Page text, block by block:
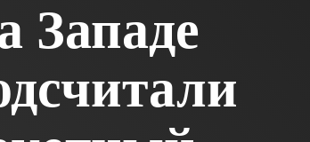
Западе